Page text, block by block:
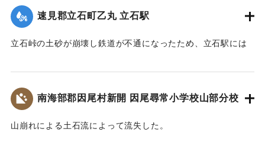
のは、「北馬城の昔をたずねる会」の皆さんでした。その活
動に対して改めて敬意を表します。
令和五年はこの災害から八十年目の節目の年に当たりま
碑を建立します。
遺族関係者一同
動員して立石峠の鉄道線路と国道の復旧作業に着手した。昼
夜兼行の奮闘のかいあって23日午前中には、早くも列車の開
及んだが、食事は、すべて婦人会員の炊き出しによってまか
め車馬が通行できるようになったのは10月3日であった。
文化研究会 松原保則氏の報告による）】
速見郡立石町乙丸 立石駅
立石峠の土砂が崩壊し鉄道が不通になったため、立石駅には
であるから乗客の中には多くの応召兵も含まれていた。立石
駅付近の街は浸水し濁流が洗っていたが、立石町長は、婦人
会員を召集して炊き出しをし、列車の乗客に配給した。
【出典：山香町誌（山香町誌刊行会、1982）（おおいた石造
南海部郡因尾村新開 因尾尋常小学校山部分校
山崩れによる土石流によって流失した。